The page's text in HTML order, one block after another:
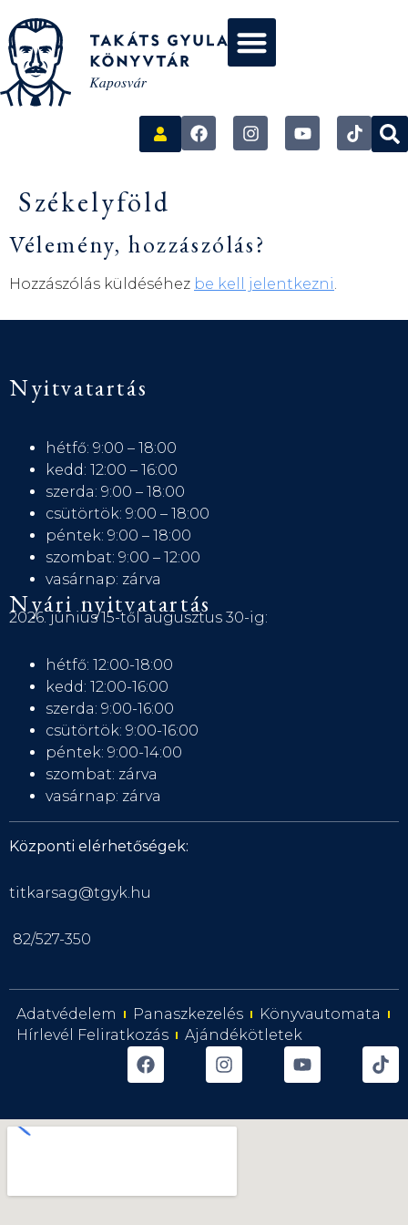
Székelyföld
Vélemény, hozzászólás?
Hozzászólás küldéséhez be kell jelentkezni.
Nyitvatartás
hétfő: 9:00 – 18:00
kedd: 12:00 – 16:00
szerda: 9:00 – 18:00
csütörtök: 9:00 – 18:00
péntek: 9:00 – 18:00
szombat: 9:00 – 12:00
vasárnap: zárva
Nyári nyitvatartás
2026. június 15-től augusztus 30-ig:
hétfő: 12:00-18:00
kedd: 12:00-16:00
szerda: 9:00-16:00
csütörtök: 9:00-16:00
péntek: 9:00-14:00
szombat: zárva
vasárnap: zárva
Központi elérhetőségek:
titkarsag@tgyk.hu
82/527-350
Adatvédelem Panaszkezelés
Könyvautomata
Hírlevél Feliratkozás
Ajándékötletek